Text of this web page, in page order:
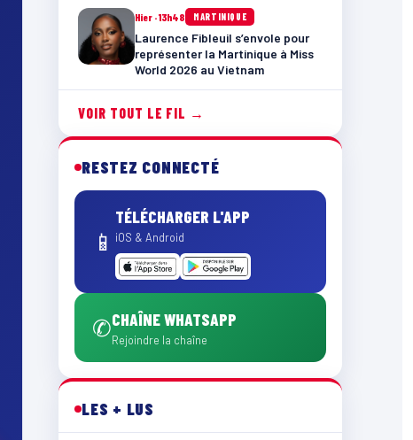
Hier · 13h48 MARTINIQUE
Laurence Fibleuil s’envole pour
représenter la Martinique à Miss
World 2026 au Vietnam
VOIR TOUT LE FIL →
RESTEZ CONNECTÉ
📱
TÉLÉCHARGER L'APP
iOS & Android
✆CHAÎNE WHATSAPP
Rejoindre la chaîne
LES + LUS